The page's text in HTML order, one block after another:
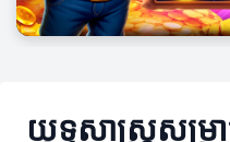
យុទ្ធសាស្ត្រសម្រ